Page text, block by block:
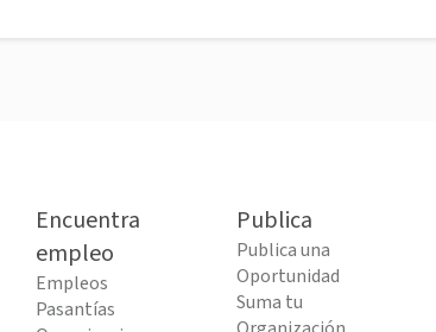
Encuentra
empleo
Empleos
Pasantías
Publica
Publica una
Oportunidad
Suma tu